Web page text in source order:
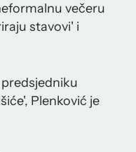
večeru
stavovi' i
Plenković je